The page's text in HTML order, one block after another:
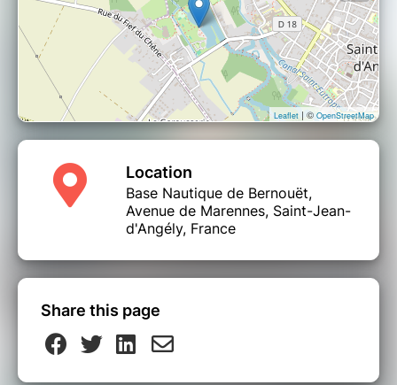
Le pianO du lac / le PianO-bulle / création Voël
Leaflet | © OpenStreetMap
Location
Base Nautique de Bernouët,
Avenue de Marennes, Saint-Jean-
d'Angély, France
Share this page